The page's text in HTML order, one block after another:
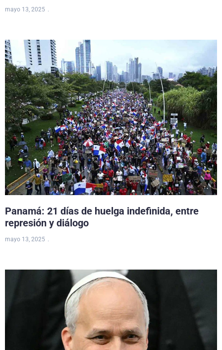
mayo 13, 2025
Panamá: 21 días de huelga indefinida, entre
represión y diálogo
mayo 13, 2025